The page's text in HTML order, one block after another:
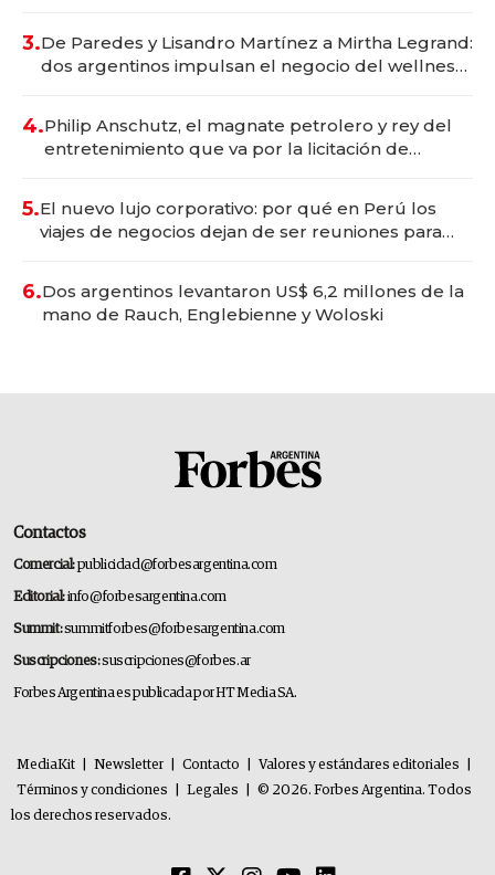
3.De Paredes y Lisandro Martínez a Mirtha Legrand:
dos argentinos impulsan el negocio del wellness
4.Philip Anschutz, el magnate petrolero y rey del
entretenimiento que va por la licitación de
5.El nuevo lujo corporativo: por qué en Perú los
viajes de negocios dejan de ser reuniones para
6.Dos argentinos levantaron US$ 6,2 millones de la
mano de Rauch, Englebienne y Woloski
Contactos
Comercial:publicidad@forbesargentina.com
Editorial:info@forbesargentina.com
Summit:summitforbes@forbesargentina.com
Suscripciones:suscripciones@forbes.ar
Forbes Argentina es publicada por HT Media SA.
MediaKit Newsletter Contacto Valores y estándares editoriales
Términos y condiciones
Legales
© 2026. Forbes Argentina. Todos
los derechos reservados.